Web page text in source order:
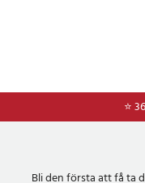
⭐
Bli den första att få ta